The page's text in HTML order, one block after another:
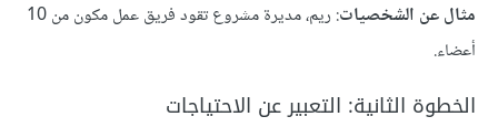
مثال عن الشخصيات
: ريم، مديرة مشروع تقود فريق عمل مكون من 10
أعضاء.
الخطوة الثانية: التعبير عن الاحتياجات